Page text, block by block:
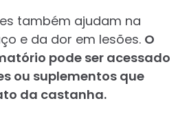
também ajudam na
e da dor em lesões. O
pode ser acessado
ou suplementos que
da castanha.